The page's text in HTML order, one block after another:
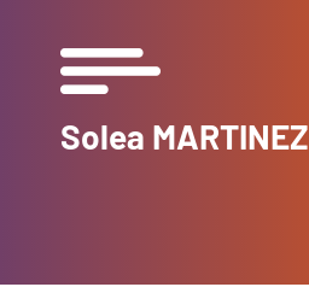
Solea MARTINEZ